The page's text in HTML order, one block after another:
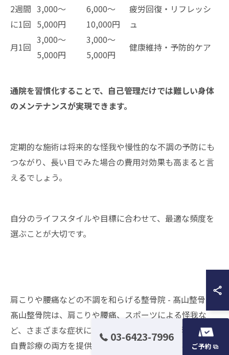
2週間
に1回
3,000〜
5,000円
6,000〜
10,000円
疲労回復・リフレッシ
ュ
月1回
3,000〜
5,000円
3,000〜
5,000円
健康維持・予防的ケア
通院を習慣化することで、自己管理だけでは難しい身体
のメンテナンスが実現できます。
定期的な施術は将来的な怪我や慢性的な不調の予防にも
つながり、長い目でみた場合の費用対効果も高まると言
えるでしょう。
自分のライフスタイルや目標に合わせて、最適な頻度を
選ぶことが大切です。
肩こりや腰痛などの不調を和らげる整骨院 - 髙山整骨院
髙山整骨院は、肩こりや腰痛、スポーツによる怪我な
ど、さまざまな症状に対応する
です。保険診療と
自費診療の両方を提供し、患者様一人ひとりの状態に合
03-6423-7996
ご予約